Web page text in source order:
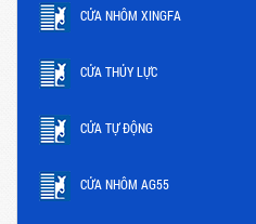
CỬA NHÔM XINGFA
CỬA THỦY LỰC
CỬA TỰ ĐỘNG
CỬA NHÔM AG55